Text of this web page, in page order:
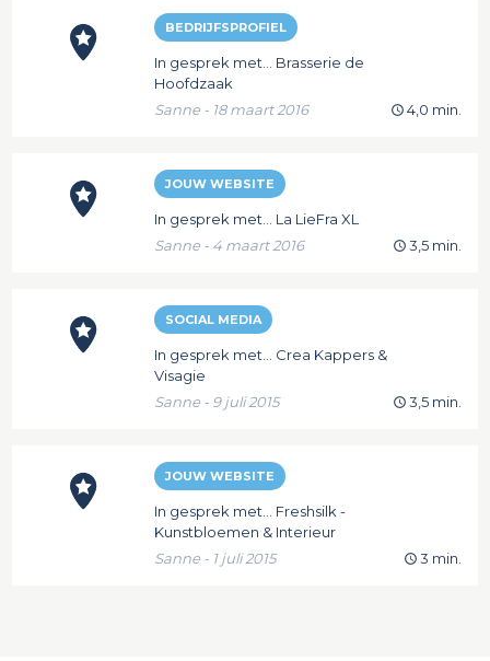
BEDRIJFSPROFIEL
In gesprek met... Brasserie de
Hoofdzaak
Sanne - 18 maart 2016
4,0 min.
JOUW WEBSITE
In gesprek met... La LieFra XL
Sanne - 4 maart 2016
3,5 min.
SOCIAL MEDIA
In gesprek met... Crea Kappers &
Visagie
Sanne - 9 juli 2015
3,5 min.
JOUW WEBSITE
In gesprek met... Freshsilk -
Kunstbloemen & Interieur
Sanne - 1 juli 2015
3 min.